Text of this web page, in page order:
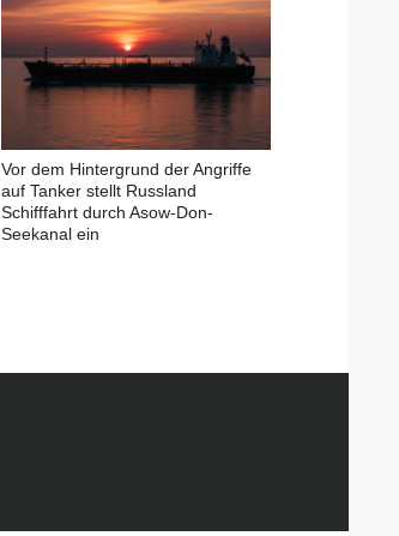
Vor dem Hintergrund der Angriffe
auf Tanker stellt Russland
Schifffahrt durch Asow-Don-
Seekanal ein